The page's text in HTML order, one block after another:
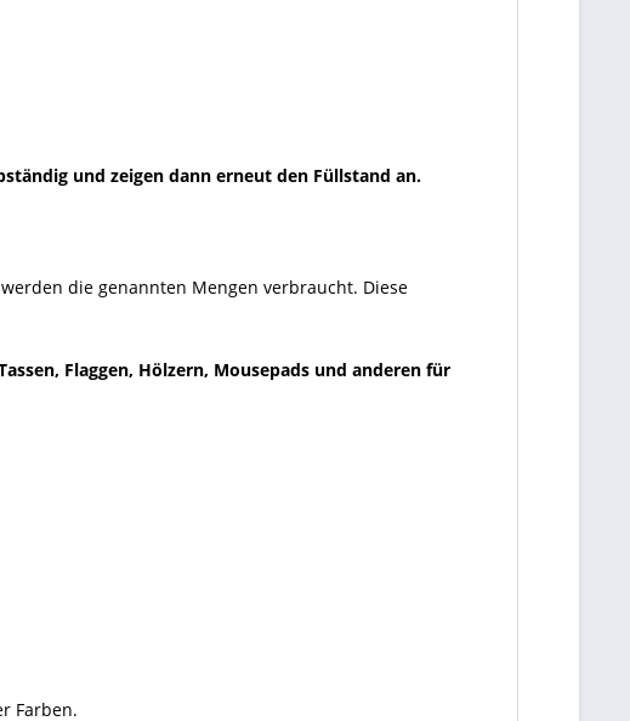
und zeigen dann erneut den Füllstand an.
die genannten Mengen verbraucht. Diese
Flaggen, Hölzern, Mousepads und anderen für
Farben.